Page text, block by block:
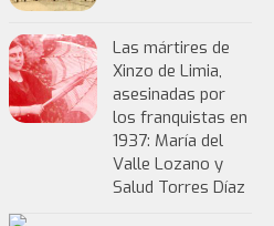
Las mártires de
Xinzo de Limia,
asesinadas por
los franquistas en
1937: María del
Valle Lozano y
Salud Torres Díaz